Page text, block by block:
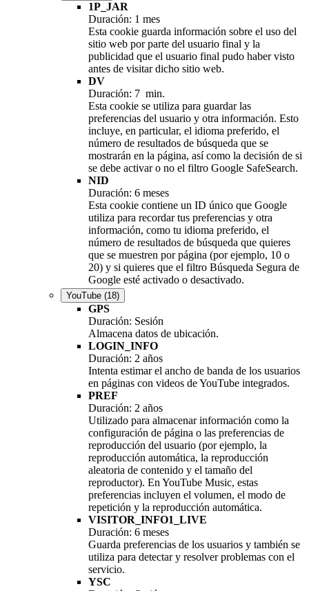
1P_JAR
Duración: 1 mes
Esta cookie guarda información sobre el uso del
sitio web por parte del usuario final y la
publicidad que el usuario final pudo haber visto
antes de visitar dicho sitio web.
DV
Duración: 7 min.
Esta cookie se utiliza para guardar las
preferencias del usuario y otra información. Esto
incluye, en particular, el idioma preferido, el
número de resultados de búsqueda que se
mostrarán en la página, así como la decisión de si
se debe activar o no el filtro Google SafeSearch.
NID
Duración: 6 meses
Esta cookie contiene un ID único que Google
utiliza para recordar tus preferencias y otra
información, como tu idioma preferido, el
número de resultados de búsqueda que quieres
que se muestren por página (por ejemplo, 10 o
20) y si quieres que el filtro Búsqueda Segura de
Google esté activado o desactivado.
YouTube (18)
GPS
Duración: Sesión
Almacena datos de ubicación.
LOGIN_INFO
Duración: 2 años
Intenta estimar el ancho de banda de los usuarios
en páginas con videos de YouTube integrados.
PREF
Duración: 2 años
Utilizado para almacenar información como la
configuración de página o las preferencias de
reproducción del usuario (por ejemplo, la
reproducción automática, la reproducción
aleatoria de contenido y el tamaño del
reproductor). En YouTube Music, estas
preferencias incluyen el volumen, el modo de
repetición y la reproducción automática.
VISITOR_INFO1_LIVE
Duración: 6 meses
Guarda preferencias de los usuarios y también se
utiliza para detectar y resolver problemas con el
servicio.
YSC